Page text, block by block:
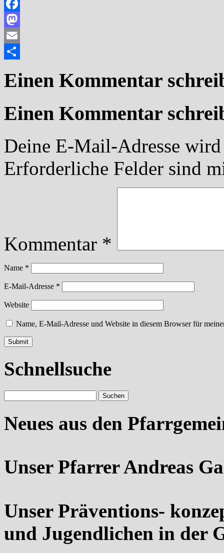
Facebook
Mastodon
Email
Einen Kommentar
Einen Kommentar
Deine E-Mail-Adresse
Erforderliche Felder sind
Kommentar *
Name *
E-Mail-Adresse *
Website
Name, E-Mail-Adresse und Website in diesem Browser für
Schnellsuche
Neues aus den
Unser Pfarrer Andreas
Unser Präventions-
und Jugendlichen in der